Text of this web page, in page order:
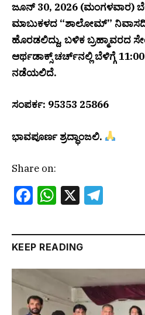
ಜೂನ್ 30, 2026 (ಮಂಗಳವಾರ)
ಮಾಬುಕಳದ “ಶಾಲೋಮ್”
ಹೊರಡಲಿದ್ದು, ಬಳಿಕ
ಆರ್ಥಡಾಕ್ಸ್ ಚರ್ಚ್‌ನಲ್ಲಿ ಬೆಳಿಗ್ಗೆ
ನಡೆಯಲಿದೆ.
ಸಂಪರ್ಕ: 95353 25866
ಭಾವಪೂರ್ಣ ಶ್ರದ್ಧಾಂಜಲಿ.
Share on:
Facebook
WhatsApp
X
KEEP READING